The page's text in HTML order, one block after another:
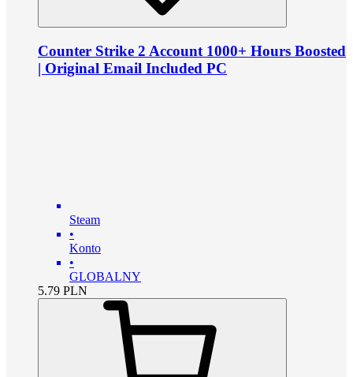
Counter Strike 2 Account 1000+ Hours Boosted
| Original Email Included PC
Steam
•
Konto
•
GLOBALNY
5.79 PLN